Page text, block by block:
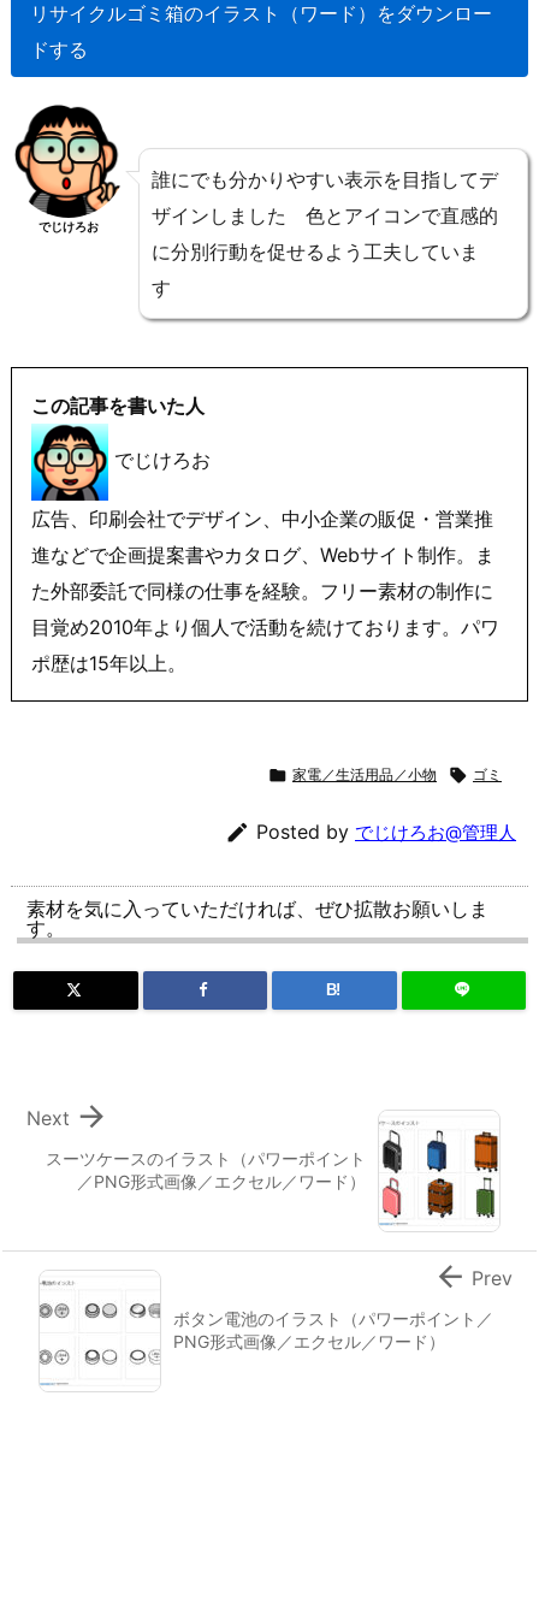
リサイクルゴミ箱のイラスト（ワード）をダウンロー
ドする
でじけろお
誰にでも分かりやすい表示を目指してデ
ザインしました 色とアイコンで直感的
に分別行動を促せるよう工夫していま
す
この記事を書いた人
でじけろお
広告、印刷会社でデザイン、中小企業の販促・営業推
進などで企画提案書やカタログ、Webサイト制作。ま
た外部委託で同様の仕事を経験。フリー素材の制作に
目覚め2010年より個人で活動を続けております。パワ
ポ歴は15年以上。
 家電／生活用品／小物  ゴミ
 Posted by でじけろお@管理人
素材を気に入っていただければ、ぜひ拡散お願いしま
す。
B!
スーツケースのイラスト（パワーポイント
／PNG形式画像／エクセル／ワード）

Next
ボタン電池のイラスト（パワーポイント／
PNG形式画像／エクセル／ワード）
 Prev